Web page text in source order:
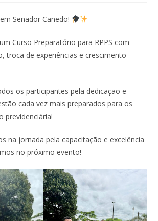
Senador Canedo!
Curso Preparatório para RPPS com
troca de experiências e crescimento
os participantes pela dedicação e
cada vez mais preparados para os
previdenciária!
na jornada pela capacitação e excelência
no próximo evento!